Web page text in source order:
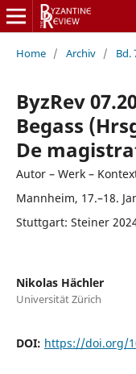
Home / Archiv / Bd.
ByzRev
Begass
De
Autor – Werk –
Mannheim, 17.–18.
Stuttgart: Steiner
Nikolas Hächler
Universität Zürich
DOI: https://doi.org/